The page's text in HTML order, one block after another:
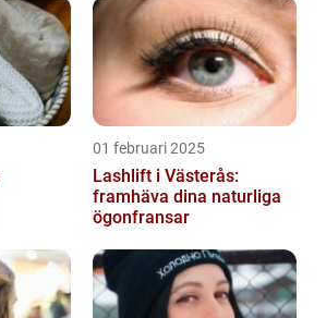
01 februari 2025
Lashlift i Västerås:
framhäva dina naturliga
ögonfransar